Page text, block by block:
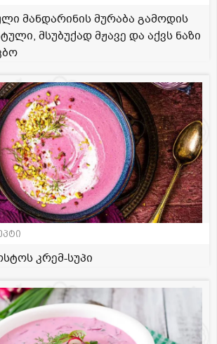
მანდარინის მურაბა გამოდის
მსუბუქად მჟავე და აქვს ნაზი
კრემ-სუპი